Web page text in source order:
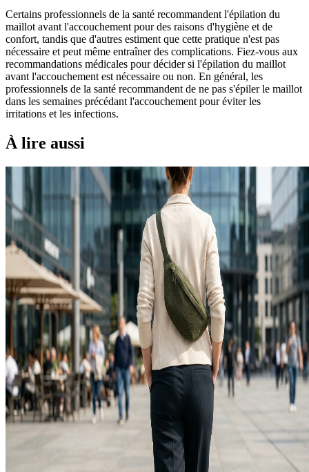
Certains professionnels de la santé recommandent l'épilation du
maillot avant l'accouchement pour des raisons d'hygiène et de
confort, tandis que d'autres estiment que cette pratique n'est pas
nécessaire et peut même entraîner des complications. Fiez-vous aux
recommandations médicales pour décider si l'épilation du maillot
avant l'accouchement est nécessaire ou non. En général, les
professionnels de la santé recommandent de ne pas s'épiler le maillot
dans les semaines précédant l'accouchement pour éviter les
irritations et les infections.
À lire aussi